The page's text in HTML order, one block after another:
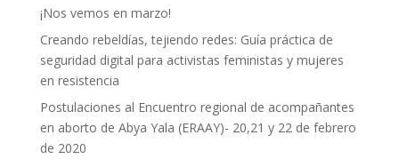
¡Nos vemos en marzo!
Creando rebeldías, tejiendo redes: Guía práctica de
seguridad digital para activistas feministas y mujeres
en resistencia
Postulaciones al Encuentro regional de acompañantes
en aborto de Abya Yala (ERAAY)- 20,21 y 22 de febrero
de 2020